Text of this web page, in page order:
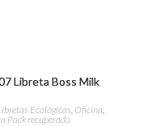
Ecológicas, Oficina,
Pack recuperado